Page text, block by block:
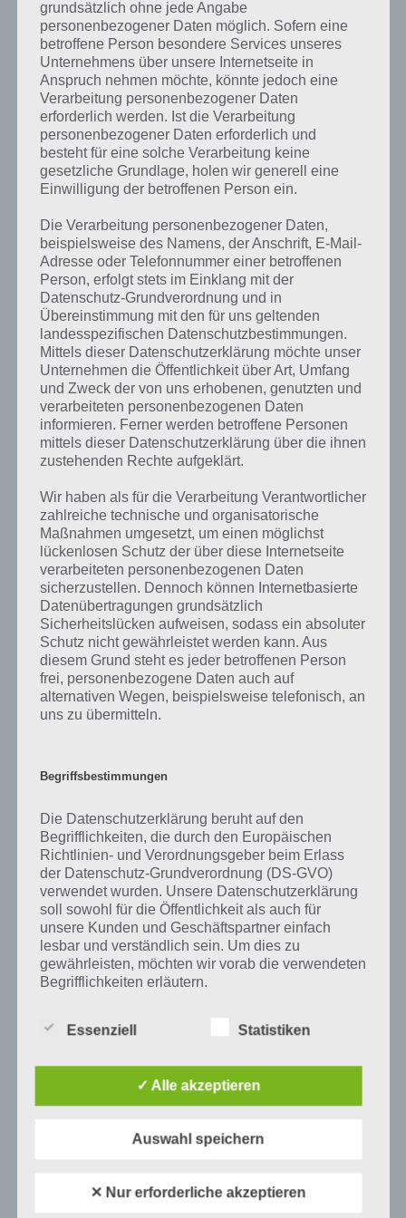
Möglichkeiten sich seine eigene Stadt aufbauen zu können machen
Townsmen von den HandyGames Entwicklern zu einer tollen Spiele
App, bei dem Wirtschafts- / Strategie- / Aufbauspiele Fans
vollkommen auf ihre Kosten kommen werden.
Weitere Informationen zu Townsmen
Bei Townsmen handelt es sich um eine Spiele App, welche von
HandyGames veröffentlicht worden ist. Nachfolgend haben wir
weitere Artikel zur App mit mehr Informationen verlinkt.
TOWNSMEN – APP REVIEW FÜR
ANDROID, IPHONE UND IPAD
PAUL STELZER -
[caption id="attachment_14219" align="alignright"
width="150"] Townsmen (c) HandyGames[/caption]
Unser heutiges App Review befasst sich mit der Spiele
App Townsmen, welche du sowohl für Android als aus
iOS Geräten…
Updates, Events und Neues
verfasst. Sobald wir Artikel haben, werden wir euch diese natürlich
hier vorstellen.
Tipps und Tricks zu Townsmen
Teilweise ist es in Townsmen ziemlich kompliziert schnell
weiterzukommen oder es gibt Problem beim Verständnis der
Spiele App. Damit ihr nicht aufgeben müsst, haben wir für euch
Android und iOS
TIPPS & TRICKS 31. Januar 2014
Townsmen Tipps, Tricks und Cheats für
TIPPS & TRICKS 29. Januar 2014
grundsätzlich ohne jede Angabe
personenbezogener Daten möglich. Sofern eine
betroffene Person besondere Services unseres
Unternehmens über unsere Internetseite in
Anspruch nehmen möchte, könnte jedoch eine
Verarbeitung personenbezogener Daten
erforderlich werden. Ist die Verarbeitung
personenbezogener Daten erforderlich und
besteht für eine solche Verarbeitung keine
gesetzliche Grundlage, holen wir generell eine
Einwilligung der betroffenen Person ein.
Die Verarbeitung personenbezogener Daten,
beispielsweise des Namens, der Anschrift, E-Mail-
Adresse oder Telefonnummer einer betroffenen
Person, erfolgt stets im Einklang mit der
Datenschutz-Grundverordnung und in
Übereinstimmung mit den für uns geltenden
landesspezifischen Datenschutzbestimmungen.
Mittels dieser Datenschutzerklärung möchte unser
Unternehmen die Öffentlichkeit über Art, Umfang
und Zweck der von uns erhobenen, genutzten und
verarbeiteten personenbezogenen Daten
informieren. Ferner werden betroffene Personen
mittels dieser Datenschutzerklärung über die ihnen
zustehenden Rechte aufgeklärt.
Wir haben als für die Verarbeitung Verantwortlicher
zahlreiche technische und organisatorische
Maßnahmen umgesetzt, um einen möglichst
lückenlosen Schutz der über diese Internetseite
verarbeiteten personenbezogenen Daten
sicherzustellen. Dennoch können Internetbasierte
Datenübertragungen grundsätzlich
Sicherheitslücken aufweisen, sodass ein absoluter
Schutz nicht gewährleistet werden kann. Aus
diesem Grund steht es jeder betroffenen Person
frei, personenbezogene Daten auch auf
alternativen Wegen, beispielsweise telefonisch, an
uns zu übermitteln.
Begriffsbestimmungen
Die Datenschutzerklärung beruht auf den
Begrifflichkeiten, die durch den Europäischen
Richtlinien- und Verordnungsgeber beim Erlass
der Datenschutz-Grundverordnung (DS-GVO)
verwendet wurden. Unsere Datenschutzerklärung
soll sowohl für die Öffentlichkeit als auch für
unsere Kunden und Geschäftspartner einfach
lesbar und verständlich sein. Um dies zu
gewährleisten, möchten wir vorab die verwendeten
Begrifflichkeiten erläutern.
unter anderem die folgenden Begriffe:
Personenbezogene Daten sind alle
Folgenden „betroffene Person") beziehen.
Essenziell Statistiken
✓ Alle akzeptieren
Auswahl speichern
✕ Nur erforderliche akzeptieren